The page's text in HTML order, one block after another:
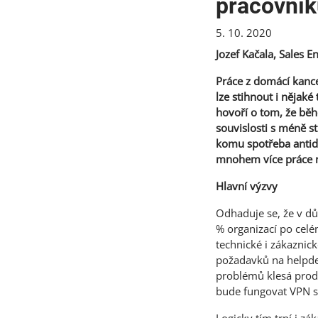
5. 10. 2020
Jozef Kačala, Sales
Práce z domácí
lze stihnout i
hovoří o tom, že
souvislosti s méně
komu spotřeba
mnohem více práce
Hlavní výzvy
Odhaduje se, že v
% organizací po
technické i
požadavků na
problémů klesá
bude fungovat